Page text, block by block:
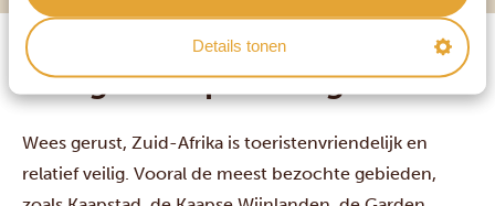
Details tonen
Veiligheid op de weg
Wees gerust, Zuid-Afrika is toeristenvriendelijk en
relatief veilig. Vooral de meest bezochte gebieden,